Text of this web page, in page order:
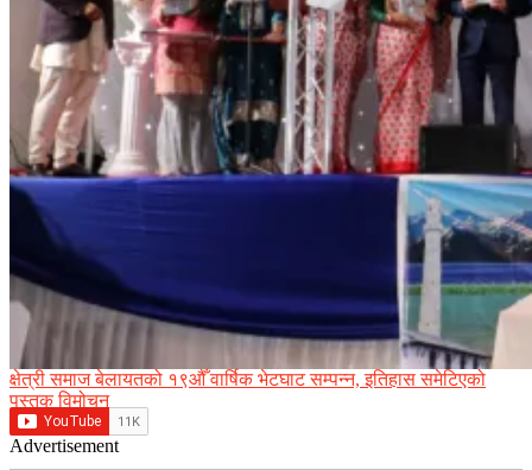
क्षेत्री समाज बेलायतको १९औँ वार्षिक भेटघाट सम्पन्न, इतिहास समेटिएको
पुस्तक विमोचन
Advertisement